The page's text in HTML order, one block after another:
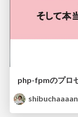
shibuchaaaan